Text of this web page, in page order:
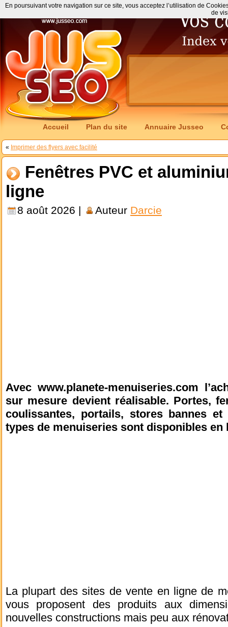
Accueil Plan du site Annuaire Jusseo
« Imprimer des flyers avec facilité
Fenêtres PVC et
ligne
8 août 2026 | Auteur Darcie
Avec www.planete-menuiseries.com
sur mesure devient réalisable. Portes,
coulissantes, portails, stores bannes
types de menuiseries sont disponibles en
La plupart des sites de vente en ligne de
vous proposent des produits aux
nouvelles constructions mais peu aux
En poursuivant votre navigation sur ce site, vous acceptez l’utilisation de
de